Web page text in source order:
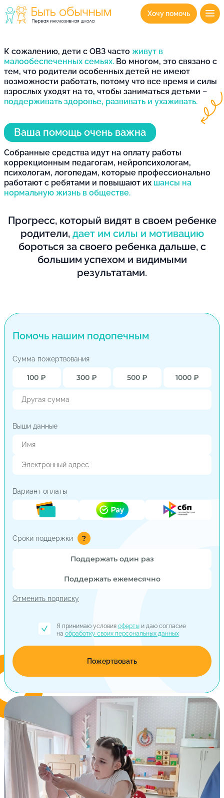
Хочу помочь
К сожалению, дети с ОВЗ часто живут в
малообеспеченных семьях. Во многом, это связано с
тем, что родители особенных детей не имеют
возможности работать, потому что все время и силы
взрослых уходят на то, чтобы заниматься детьми –
поддерживать здоровье, развивать и ухаживать.
Ваша помощь очень важна
Собранные средства идут на оплату работы
коррекционным педагогам, нейропсихологам,
психологам, логопедам, которые профессионально
работают с ребятами и повышают их шансы на
нормальную жизнь в обществе.
Прогресс, который видят в своем ребенке
родители, дает им силы и мотивацию
бороться за своего ребенка дальше, с
большим успехом и видимыми
результатами.
Помочь нашим подопечным
Сумма пожертвования
100 ₽ 300 ₽ 500 ₽ 1000 ₽
Выши данные
Вариант оплаты
Сроки поддержки ?
Поддержать один раз
Поддержать ежемесячно
Отменить подписку
Я принимаю условия офертыи даю согласие
на обработку своих персональных данных
Пожертвовать